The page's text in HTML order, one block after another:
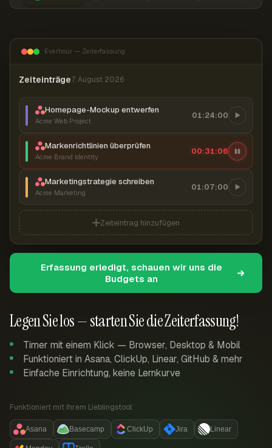
Legen Sie los — starten Sie die Zeiterfassung!
Timer mit einem Klick — Browser, Desktop & Mobil
Funktioniert in Asana, ClickUp, Linear, GitHub & mehr
Einfache Einrichtung, keine Lernkurve
Funktioniert mit Ihrem Lieblingstool:
Asana Basecamp ClickUp Jira Linear
Everhour — Zeiterfassung
Zeiteinträge7. August 2026
Homepage-Mockup entwerfen
Acme Web Project
01:24:00
Markenrichtlinien überprüfen
Acme Brand Identity
00:31:07
Marketingstrategie schreiben
Acme Marketing
01:07:00
Zeiteintrag hinzufügen
Erfassung erledigt, schauen wir uns die
Budgets an